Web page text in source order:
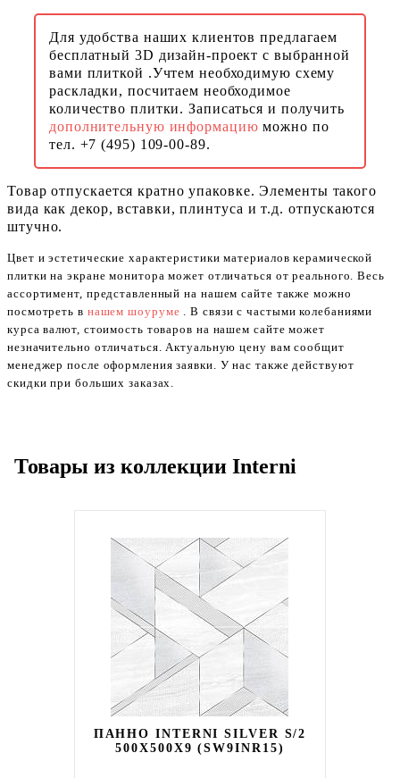
Для удобства наших клиентов предлагаем
бесплатный 3D дизайн-проект с выбранной
вами плиткой .Учтем необходимую схему
раскладки, посчитаем необходимое
количество плитки. Записаться и получить
дополнительную информациюможно по
тел. +7 (495) 109-00-89.
Товар отпускается кратно упаковке. Элементы такого
вида как декор, вставки, плинтуса и т.д. отпускаются
штучно.
Цвет и эстетические характеристики материалов керамической
плитки на экране монитора может отличаться от реального. Весь
ассортимент, представленный на нашем сайте также можно
посмотреть в нашем шоуруме . В связи с частыми колебаниями
курса валют, стоимость товаров на нашем сайте может
незначительно отличаться. Актуальную цену вам сообщит
менеджер после оформления заявки. У нас также действуют
скидки при больших заказах.
Товары из коллекции Interni
ПАННО INTERNI SILVER S/2
500X500X9 (SW9INR15)